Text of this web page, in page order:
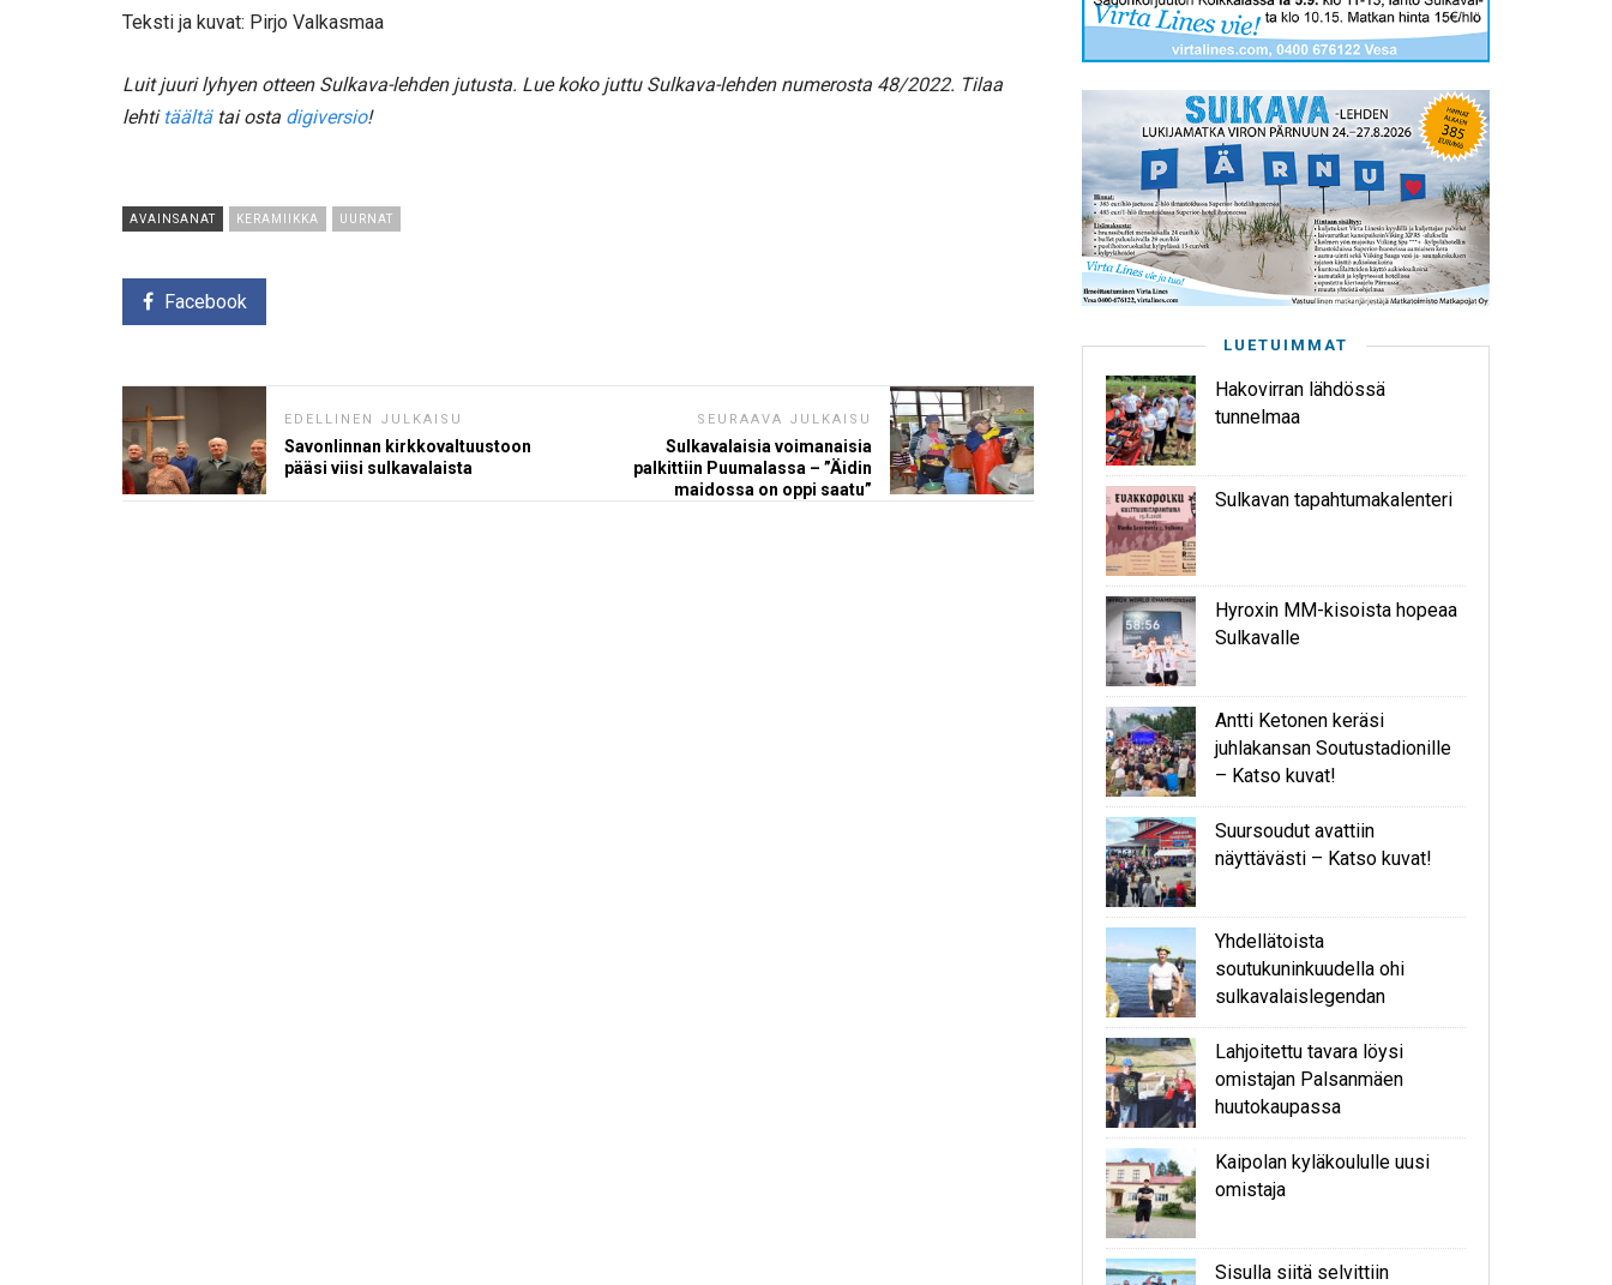
Teksti ja kuvat: Pirjo Valkasmaa
Luit juuri lyhyen otteen Sulkava-lehden jutusta. Lue koko juttu Sulkava-lehden numerosta 48/2022. Tilaa
lehti täältätai osta digiversio!
AVAINSANAT KERAMIIKKA UURNAT
Facebook
EDELLINEN JULKAISU
Savonlinnan kirkkovaltuustoon
pääsi viisi sulkavalaista
SEURAAVA JULKAISU
Sulkavalaisia voimanaisia
palkittiin Puumalassa – ”Äidin
maidossa on oppi saatu”
LUETUIMMAT
Hakovirran lähdössä
tunnelmaa
Sulkavan tapahtumakalenteri
Hyroxin MM-kisoista hopeaa
Sulkavalle
Antti Ketonen keräsi
juhlakansan Soutustadionille
– Katso kuvat!
Suursoudut avattiin
näyttävästi – Katso kuvat!
Yhdellätoista
soutukuninkuudella ohi
sulkavalaislegendan
Lahjoitettu tavara löysi
omistajan Palsanmäen
huutokaupassa
Kaipolan kyläkoululle uusi
omistaja
Sisulla siitä selvittiin